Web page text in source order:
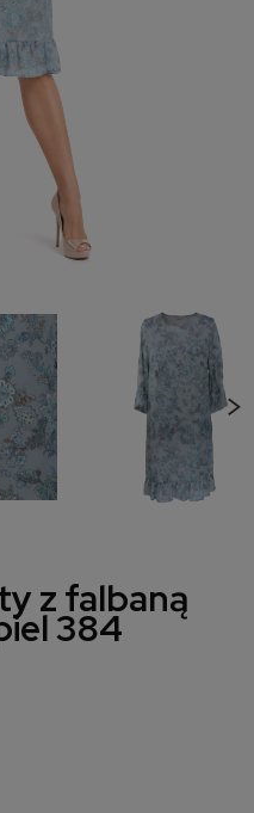
z falbaną
384
kosztów płatności